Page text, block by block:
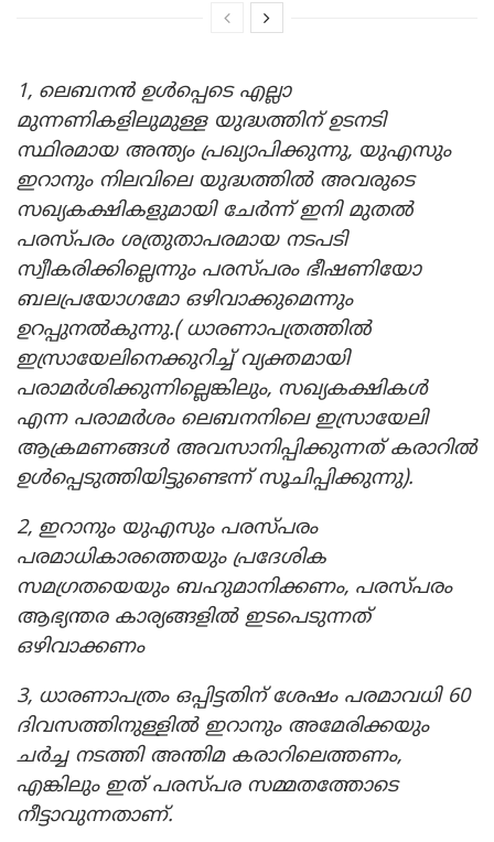
1, ലെബനൻ ഉൾപ്പെടെ എല്ലാ
മുന്നണികളിലുമുള്ള യുദ്ധത്തിന് ഉടനടി
സ്ഥിരമായ അന്ത്യം പ്രഖ്യാപിക്കുന്നു, യുഎസും
ഇറാനും നിലവിലെ യുദ്ധത്തിൽ അവരുടെ
സഖ്യകക്ഷികളുമായി ചേർന്ന് ഇനി മുതൽ
പരസ്പരം ശത്രുതാപരമായ നടപടി
സ്വീകരിക്കില്ലെന്നും പരസ്പരം ഭീഷണിയോ
ബലപ്രയോഗമോ ഒഴിവാക്കുമെന്നും
ഉറപ്പുനൽകുന്നു.( ധാരണാപത്രത്തിൽ
ഇസ്രായേലിനെക്കുറിച്ച് വ്യക്തമായി
പരാമർശിക്കുന്നില്ലെങ്കിലും, സഖ്യകക്ഷികൾ
എന്ന പരാമർശം ലെബനനിലെ ഇസ്രായേലി
ആക്രമണങ്ങൾ അവസാനിപ്പിക്കുന്നത് കരാറിൽ
ഉൾപ്പെടുത്തിയിട്ടുണ്ടെന്ന് സൂചിപ്പിക്കുന്നു).
2, ഇറാനും യുഎസും പരസ്പരം
പരമാധികാരത്തെയും പ്രദേശിക
സമഗ്രതയെയും ബഹുമാനിക്കണം, പരസ്പരം
ആഭ്യന്തര കാര്യങ്ങളിൽ ഇടപെടുന്നത്
ഒഴിവാക്കണം
3, ധാരണാപത്രം ഒപ്പിട്ടതിന് ശേഷം പരമാവധി 60
ദിവസത്തിനുള്ളിൽ ഇറാനും അമേരിക്കയും
ചർച്ച നടത്തി അന്തിമ കരാറിലെത്തണം,
എങ്കിലും ഇത് പരസ്പര സമ്മതത്തോടെ
നീട്ടാവുന്നതാണ്.